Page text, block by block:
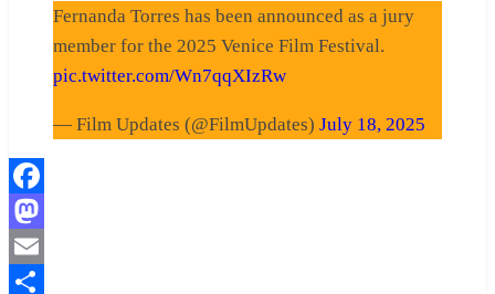
Fernanda Torres has been announced as a jury
member for the 2025 Venice Film Festival.
pic.twitter.com/Wn7qqXIzRw
— Film Updates (@FilmUpdates) July 18, 2025
Facebook
Mastodon
Email